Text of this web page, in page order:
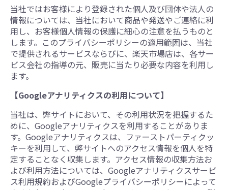
当社ではお客様により登録された個人及び団体や法人の
情報については、当社において商品や発送やご連絡に利
用し、お客様個人情報の保護に細心の注意を払うものと
します。このプライバシーポリシーの適用範囲は、当社
で提供されるサービスならびに、楽天市場店は、各サー
ビス会社の指導の元、販売に当たり必要な内容を利用し
ます。
【Googleアナリティクスの利用について】
当社は、弊サイトにおいて、その利用状況を把握するた
めに、Googleアナリティクスを利用することがありま
す。Googleアナリティクスは、ファーストパーティクッ
キーを利用して、弊サイトへのアクセス情報を個人を特
定することなく収集します。アクセス情報の収集方法お
よび利用方法については、Googleアナリティクスサービ
ス利用規約およびGoogleプライバシーポリシーによって